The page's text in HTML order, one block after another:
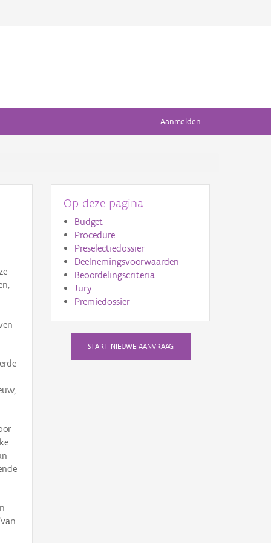
Aanmelden
Op deze pagina
Budget
Procedure
Preselectiedossier
Deelnemingsvoorwaarden
Beoordelingscriteria
Jury
Premiedossier
START NIEUWE AANVRAAG